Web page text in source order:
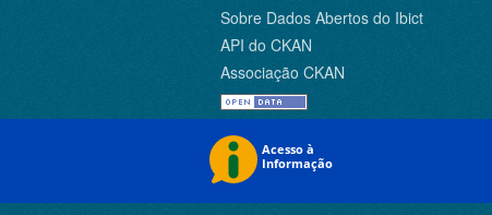
Sobre Dados Abertos do Ibict
API do CKAN
Associação CKAN